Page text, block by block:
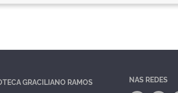
GRACILIANO RAMOS
NAS REDES